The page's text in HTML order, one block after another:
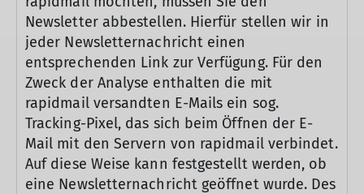
Newsletter abbestellen. Hierfür stellen wir in
jeder Newsletternachricht einen
entsprechenden Link zur Verfügung. Für den
Zweck der Analyse enthalten die mit
rapidmail versandten E-Mails ein sog.
Tracking-Pixel, das sich beim Öffnen der E-
Mail mit den Servern von rapidmail verbindet.
Auf diese Weise kann festgestellt werden, ob
eine Newsletternachricht geöffnet wurde. Des